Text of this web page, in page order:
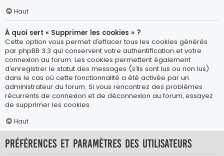
Haut
À quoi sert « Supprimer les cookies » ?
Cette option vous permet d’effacer tous les cookies générés
par phpBB 3.3 qui conservent votre authentification et votre
connexion au forum. Les cookies permettent également
d’enregistrer le statut des messages (s’ils sont lus ou non lus)
dans le cas où cette fonctionnalité a été activée par un
administrateur du forum. Si vous rencontrez des problèmes
récurrents de connexion et de déconnexion au forum, essayez
de supprimer les cookies.
Haut
Préférences et paramètres des utilisateurs